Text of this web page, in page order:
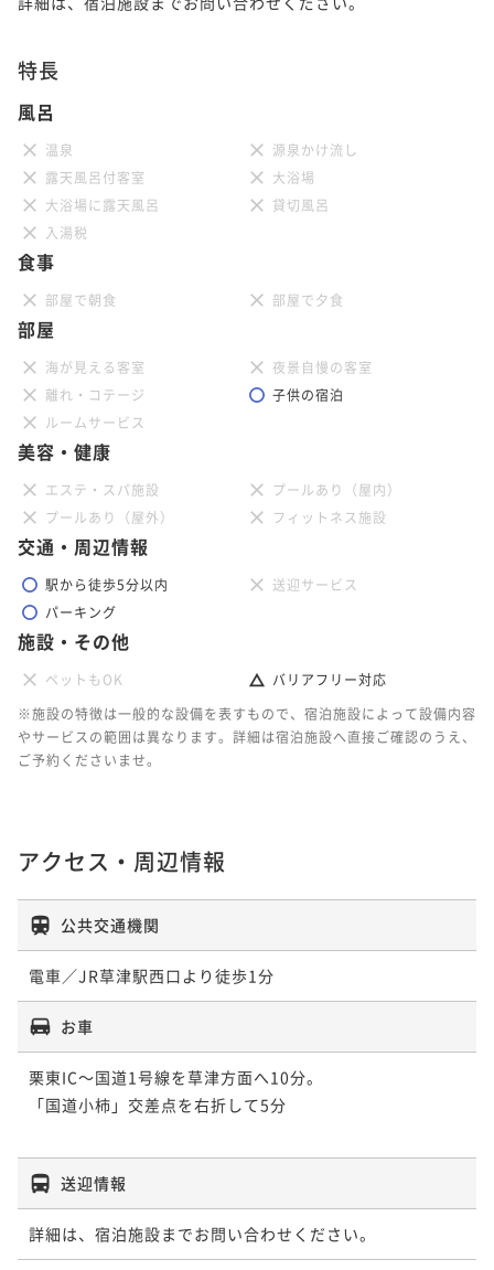
特長
風呂
温泉
源泉かけ流し
露天風呂付客室
大浴場
大浴場に露天風呂
貸切風呂
入湯税
食事
部屋で朝食 部屋で夕食
部屋
海が見える客室
夜景自慢の客室
離れ・コテージ
子供の宿泊
ルームサービス
美容・健康
エステ・スパ施設
プールあり（屋内）
プールあり（屋外）
フィットネス施設
交通・周辺情報
駅から徒歩5分以内
送迎サービス
パーキング
施設・その他
ペットもOK
バリアフリー対応
※施設の特徴は一般的な設備を表すもので、宿泊施設によって設備内容
やサービスの範囲は異なります。詳細は宿泊施設へ直接ご確認のうえ、
ご予約くださいませ。
アクセス・周辺情報
公共交通機関
電車／JR草津駅西口より徒歩1分
お車
栗東IC～国道1号線を草津方面へ10分。
「国道小柿」交差点を右折して5分
送迎情報
詳細は、宿泊施設までお問い合わせください。